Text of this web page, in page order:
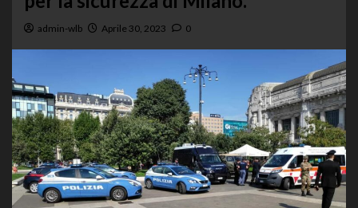
admin-wlb Aprile 30, 2023 0